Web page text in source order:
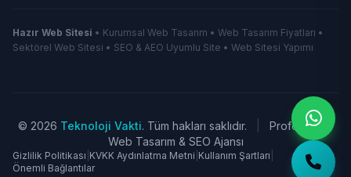
Hazır Web Sitesi • Kurumsal Web Tasarım • Web Tasarım Fiyatları •
Sektörel Web Sitesi • SEO & AEO Uyumlu Site • Web Sitesi Yapımı
© 2026 Teknoloji Vakti. Tüm hakları saklıdır.
Profesyonel
Web Tasarım & SEO Ajansı
Gizlilik Politikası KVKK Aydınlatma Metni Kullanım Şartları
Önemli Bağlantılar